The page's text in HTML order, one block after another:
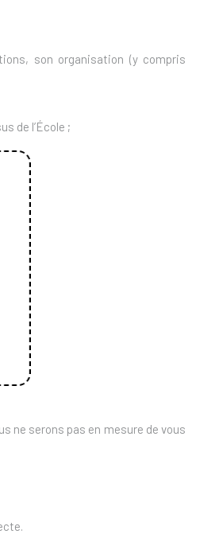
son organisation (y compris
de l’École ;
ne serons pas en mesure de vous